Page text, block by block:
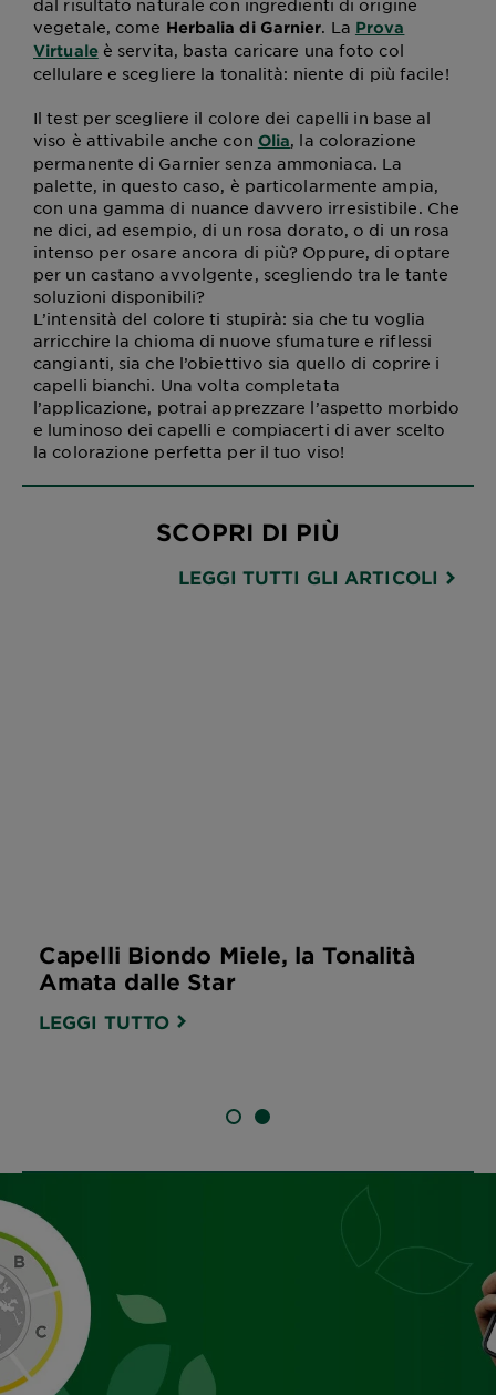
dal risultato naturale con ingredienti di origine
vegetale, come Herbalia di Garnier. La Prova
Virtualeè servita, basta caricare una foto col
cellulare e scegliere la tonalità: niente di più facile!
Il test per scegliere il colore dei capelli in base al
viso è attivabile anche con Olia, la colorazione
permanente di Garnier senza ammoniaca. La
palette, in questo caso, è particolarmente ampia,
con una gamma di nuance davvero irresistibile. Che
ne dici, ad esempio, di un rosa dorato, o di un rosa
intenso per osare ancora di più? Oppure, di optare
per un castano avvolgente, scegliendo tra le tante
soluzioni disponibili?
L’intensità del colore ti stupirà: sia che tu voglia
arricchire la chioma di nuove sfumature e riflessi
cangianti, sia che l’obiettivo sia quello di coprire i
capelli bianchi. Una volta completata
l’applicazione, potrai apprezzare l’aspetto morbido
e luminoso dei capelli e compiacerti di aver scelto
la colorazione perfetta per il tuo viso!
SCOPRI DI PIÙ
LEGGI TUTTI GLI ARTICOLI
Capelli Biondo Miele, la Tonalità
Amata dalle Star
LEGGI TUTTO
SLIDE 1SLIDE 2